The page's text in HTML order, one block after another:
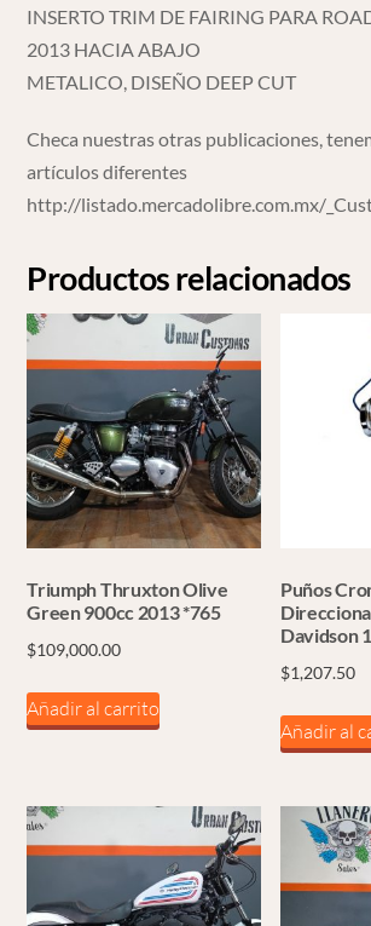
INSERTO TRIM DE FAIRING PARA
2013 HACIA ABAJO
METALICO, DISEÑO DEEP CUT
Checa nuestras otras publicaciones,
artículos diferentes
http://listado.mercadolibre.com.mx/
Productos relacionados
Triumph Thruxton Olive
Green 900cc 2013 *765
$109,000.00
Añadir al carrito
Puños
Davidson
$1,207.50
Añadir al